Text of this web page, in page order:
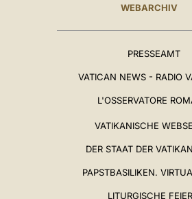
WEBARCHIV
PRESSEAMT
VATICAN NEWS - RADIO
L'OSSERVATORE
VATIKANISCHE
DER STAAT DER
PAPSTBASILIKEN.
LITURGISCHE